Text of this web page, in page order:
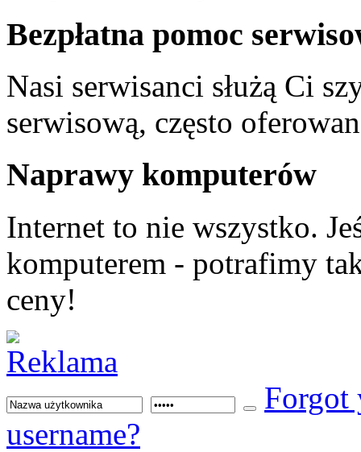
Bezpłatna pomoc
Nasi serwisanci służą Ci
serwisową, często
Naprawy komputerów
Internet to nie wszystko.
komputerem - potrafimy
ceny!
Forgot
username?